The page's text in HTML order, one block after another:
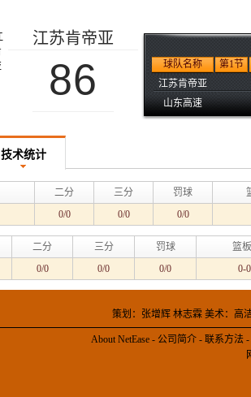
江苏肯帝亚
86 球队名称
第1节
江苏肯帝亚
山东高速
技术统计
二分 三分 罚球
0/0 0/0 0/0
二分 三分 罚球
篮
0/0 0/0 0/0 0-
策划：张增辉 林志霖 美术：
About NetEase - 公司简介 - 联系方法 -